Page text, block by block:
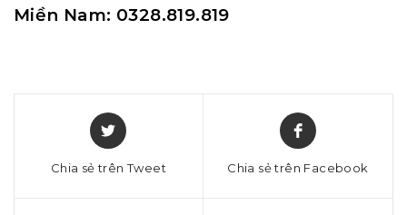
Miền Nam: 0328.819.819
Chia sẻ trên Tweet Chia sẻ trên Facebook